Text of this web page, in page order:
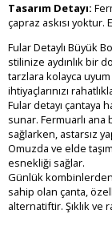
Tasarım Detayı:
çapraz askısı yoktur.
Fular Detaylı Büyük
stilinize aydınlık bir
tarzlara kolayca
ihtiyaçlarınızı
Fular detayı
sunar. Fermuarlı ana
sağlarken, astarsız
Omuzda ve elde
esnekliği sağlar.
Günlük kombinlerden
sahip olan çanta,
alternatiftir. Şıklık ve